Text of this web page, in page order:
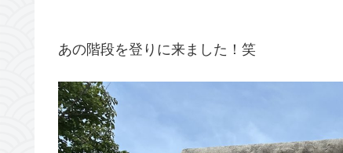
あの階段を登りに来ました！笑